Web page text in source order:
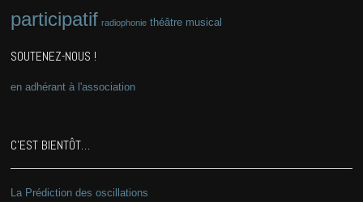
participatif radiophonie théâtre musical
SOUTENEZ-NOUS !
en adhérant à l'association
C’EST BIENTÔT…
La Prédiction des oscillations